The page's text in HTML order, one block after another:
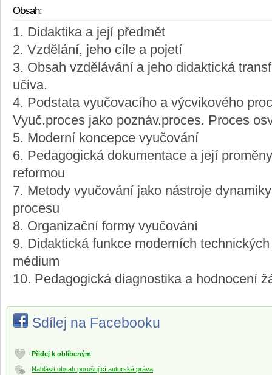
Obsah:
1. Didaktika a její předmět
2. Vzdělání, jeho cíle a pojetí
3. Obsah vzdělávání a jeho didaktická
učiva.
4. Podstata vyučovacího a výcvikového
Vyuč.proces jako poznáv.proces. Proces
5. Moderní koncepce vyučování
6. Pedagogická dokumentace a její
reformou
7. Metody vyučování jako nástroje
procesu
8. Organizační formy vyučování
9. Didaktická funkce moderních
médium
10. Pedagogická diagnostika a hodnocení
Sdílej na Facebooku
Přidej k oblíbeným
Nahlásit obsah porušující autorská práva